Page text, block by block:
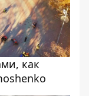
как